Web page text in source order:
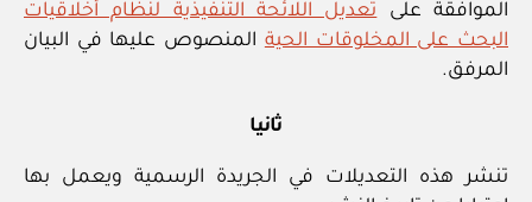
الموافقة علىتعديل اللائحة التنفيذية لنظام أخلاقيات
البحث على المخلوقات الحيةالمنصوص عليها في البيان
المرفق.
ثانيا
تنشر هذه التعديلات في الجريدة الرسمية ويعمل بها